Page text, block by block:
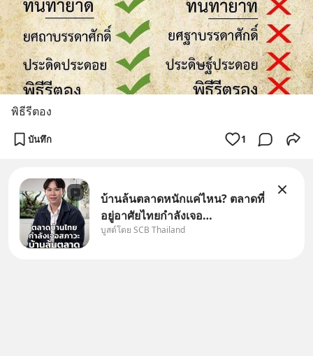
พิธีรีตอง
บันทึก 1
บ้านล้นตลาดหนักแค่ไหน? ตลาดที่
อยู่อาศัยไทยกำลังเจอ
Oversupply หนักกว่าที่คิด และ
บูสต์โดย SCB Thailand